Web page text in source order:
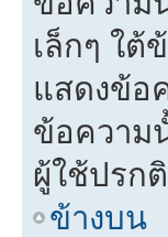
เล็กๆ ใ
แสดงข้อ
ข้อความ
ผู้ใช้ปรก
ข้างบน